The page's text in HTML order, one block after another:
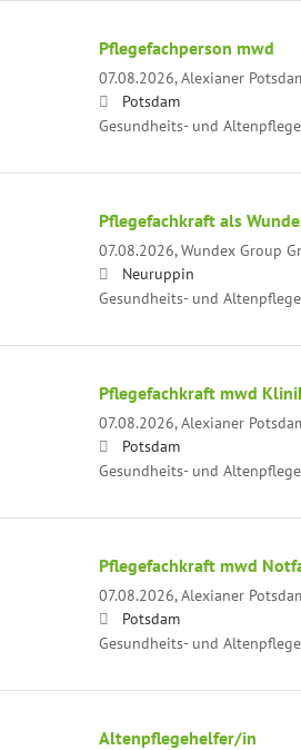
Pflegefachperson mwd
07.08.2026,Alexianer
Potsdam
Gesundheits- und Altenpflege
Pflegefachkraft als
07.08.2026,Wundex Group
Neuruppin
Gesundheits- und
Pflegefachkraft mwd
07.08.2026,Alexianer
Potsdam
Gesundheits- und Altenpflege
Pflegefachkraft mwd
07.08.2026,Alexianer
Potsdam
Gesundheits- und Altenpflege
Altenpflegehelfer/in